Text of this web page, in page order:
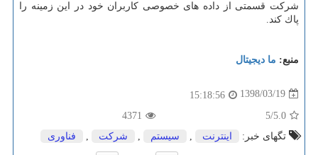
شركت قسمتی از داده های خصوصی كاربران خود در این زمینه را
پاك كند.
منبع: ما دیجیتال
1398/03/19
15:18:56
5.0
/5
4371
تگهای خبر:
اینترنت سیستم شركت فناوری